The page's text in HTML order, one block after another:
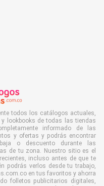
todos los catálogos actuales,
lookbooks de todas las tiendas
informado de las
y ofertas y podrás encontrar
o descuento durante las
de tu zona. Nuestro sitio es el
incluso antes de que te
podrás verlos desde tu trabajo,
en tus favoritos y ahorra
folletos publicitarios digitales,